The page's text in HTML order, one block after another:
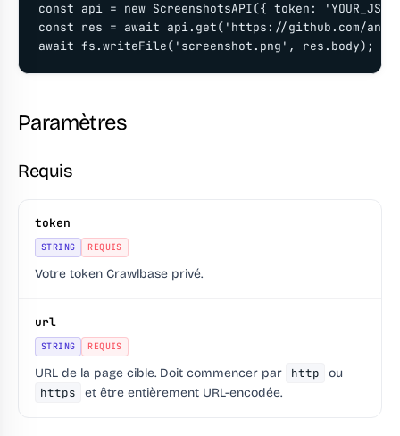
const api = new ScreenshotsAPI({ token:
const res = await api.get('https://github.com/
await fs.writeFile('screenshot.png', res.body);
Paramètres
Requis
token
STRING REQUIS
Votre token Crawlbase privé.
url
STRING REQUIS
URL de la page cible. Doit commencer par http
ou
https
et être entièrement URL-encodée.